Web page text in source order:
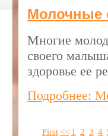
Молочные
Многие
своего
здоровье ее
Подробнее:
First<< 1 2 3 4